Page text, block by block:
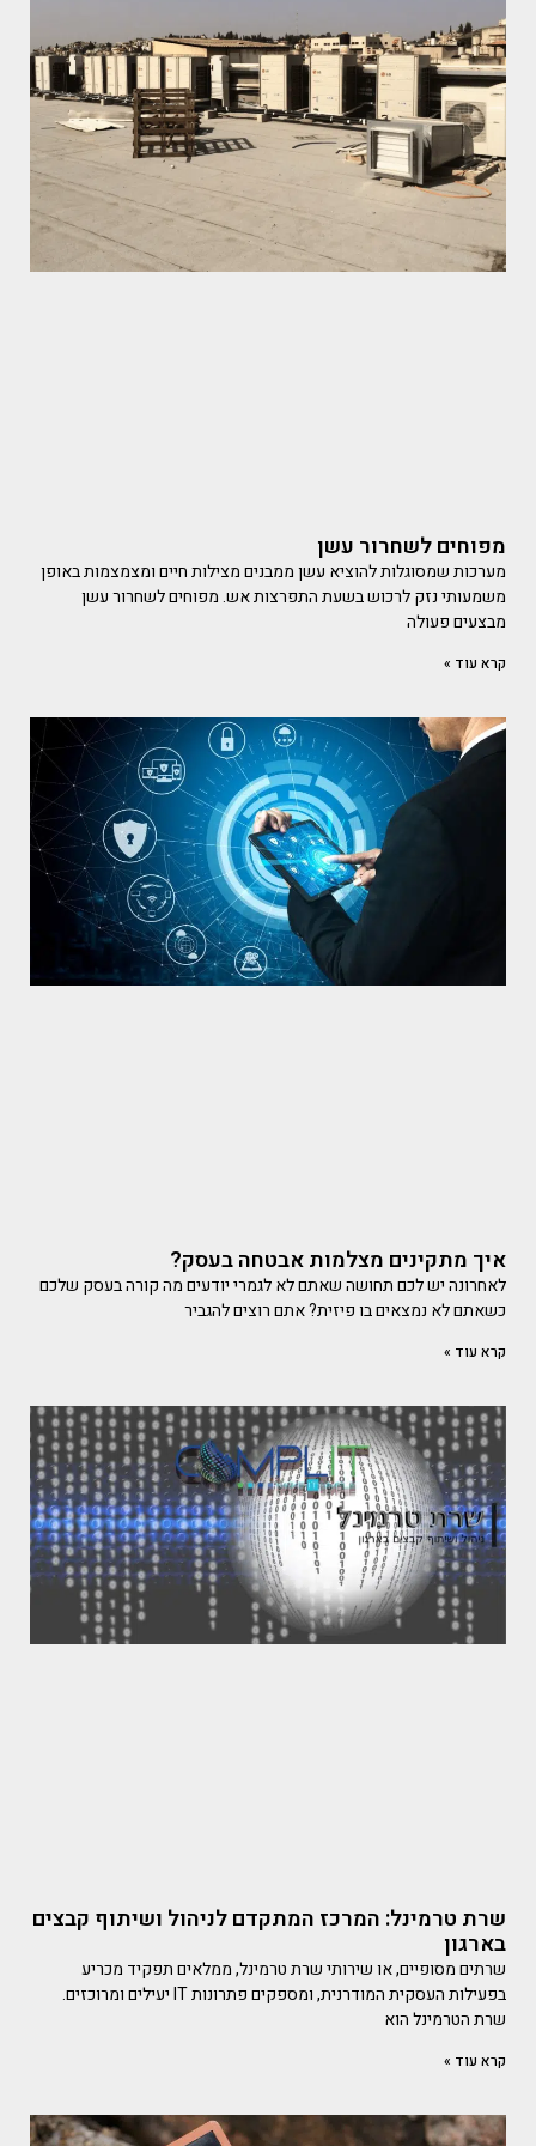
מפוחים לשחרור עשן
מערכות שמסוגלות להוציא עשן ממבנים מצילות חיים ומצמצמות באופן
משמעותי נזק לרכוש בשעת התפרצות אש. מפוחים לשחרור עשן
מבצעים פעולה
קרא עוד »
איך מתקינים מצלמות אבטחה בעסק?
לאחרונה יש לכם תחושה שאתם לא לגמרי יודעים מה קורה בעסק שלכם
כשאתם לא נמצאים בו פיזית? אתם רוצים להגביר
קרא עוד »
שרת טרמינל: המרכז המתקדם לניהול ושיתוף קבצים
בארגון
שרתים מסופיים, או שירותי שרת טרמינל, ממלאים תפקיד מכריע
בפעילות העסקית המודרנית, ומספקים פתרונות IT יעילים ומרוכזים.
שרת הטרמינל הוא
קרא עוד »